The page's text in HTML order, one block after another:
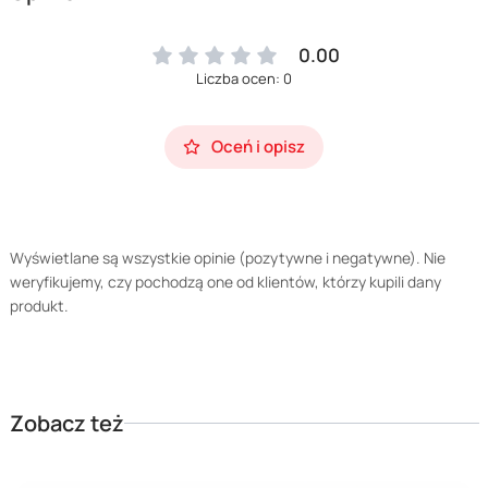
0.00
Liczba ocen: 0
Oceń i opisz
Wyświetlane są wszystkie opinie (pozytywne i negatywne). Nie
weryfikujemy, czy pochodzą one od klientów, którzy kupili dany
produkt.
Zobacz też